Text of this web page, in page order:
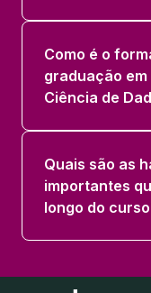
Como é o
graduação
Ciência de
Quais são as
importantes
longo do